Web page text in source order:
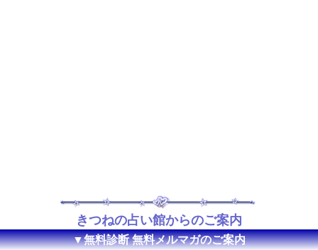
きつねの占い館からのご案内
▼無料診断 無料メルマガのご案内